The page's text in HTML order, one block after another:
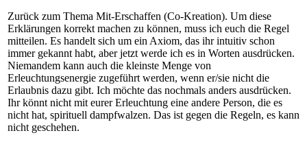
Zurück zum Thema Mit-Erschaffen (Co-Kreation). Um diese
Erklärungen korrekt machen zu können, muss ich euch die Regel
mitteilen. Es handelt sich um ein Axiom, das ihr intuitiv schon
immer gekannt habt, aber jetzt werde ich es in Worten ausdrücken.
Niemandem kann auch die kleinste Menge von
Erleuchtungsenergie zugeführt werden, wenn er/sie nicht die
Erlaubnis dazu gibt. Ich möchte das nochmals anders ausdrücken.
Ihr könnt nicht mit eurer Erleuchtung eine andere Person, die es
nicht hat, spirituell dampfwalzen. Das ist gegen die Regeln, es kann
nicht geschehen.